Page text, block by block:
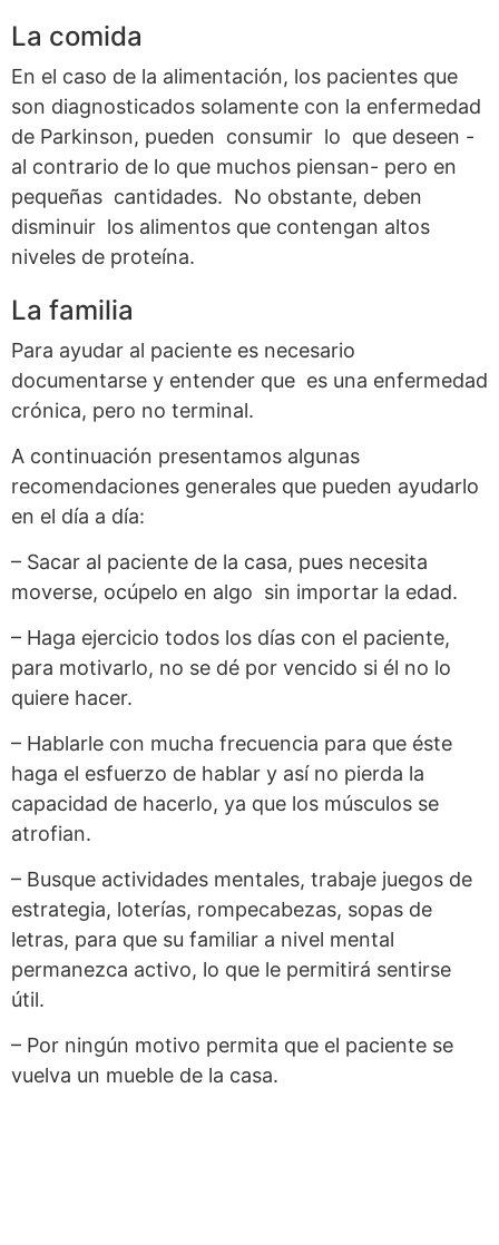
La comida
En el caso de la alimentación, los pacientes que
son diagnosticados solamente con la enfermedad
de Parkinson, pueden consumir lo que deseen -
al contrario de lo que muchos piensan- pero en
pequeñas cantidades. No obstante, deben
disminuir los alimentos que contengan altos
niveles de proteína.
La familia
Para ayudar al paciente es necesario
documentarse y entender que es una enfermedad
crónica, pero no terminal.
A continuación presentamos algunas
recomendaciones generales que pueden ayudarlo
en el día a día:
– Sacar al paciente de la casa, pues necesita
moverse, ocúpelo en algo sin importar la edad.
– Haga ejercicio todos los días con el paciente,
para motivarlo, no se dé por vencido si él no lo
quiere hacer.
– Hablarle con mucha frecuencia para que éste
haga el esfuerzo de hablar y así no pierda la
capacidad de hacerlo, ya que los músculos se
atrofian.
– Busque actividades mentales, trabaje juegos de
estrategia, loterías, rompecabezas, sopas de
letras, para que su familiar a nivel mental
permanezca activo, lo que le permitirá sentirse
útil.
– Por ningún motivo permita que el paciente se
vuelva un mueble de la casa.